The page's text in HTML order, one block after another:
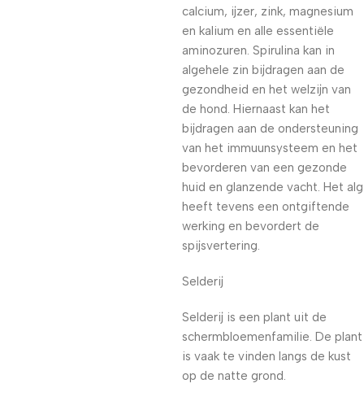
calcium, ijzer, zink, magnesium
en kalium en alle essentiële
aminozuren. Spirulina kan in
algehele zin bijdragen aan de
gezondheid en het welzijn van
de hond. Hiernaast kan het
bijdragen aan de ondersteuning
van het immuunsysteem en het
bevorderen van een gezonde
huid en glanzende vacht. Het alg
heeft tevens een ontgiftende
werking en bevordert de
spijsvertering.
Selderij
Selderij is een plant uit de
schermbloemenfamilie. De plant
is vaak te vinden langs de kust
op de natte grond.